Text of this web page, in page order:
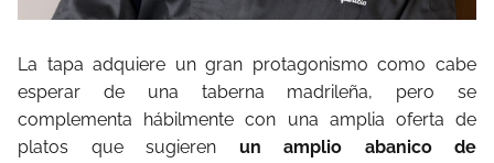
La tapa adquiere un gran protagonismo como cabe
esperar de una taberna madrileña, pero se
complementa hábilmente con una amplia oferta de
platos que sugieren un amplio abanico de